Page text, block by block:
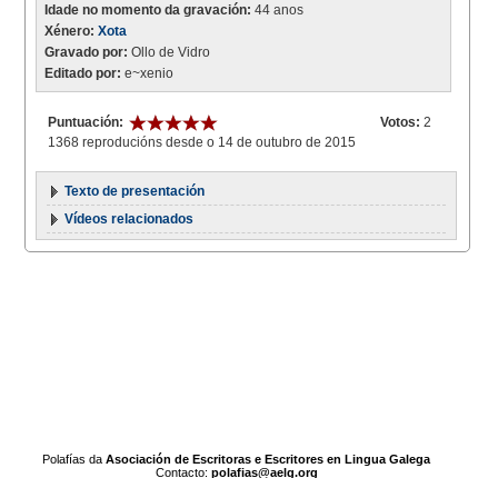
Idade no momento da gravación: 44 anos
Xénero: Xota
Gravado por: Ollo de Vidro
Editado por: e~xenio
Puntuación: Votos: 2
1368 reproducións desde o 14 de outubro de 2015
Texto de presentación
Vídeos relacionados
Polafías daAsociación de Escritoras e Escritores en Lingua Galega
Contacto: polafias@aelg.org